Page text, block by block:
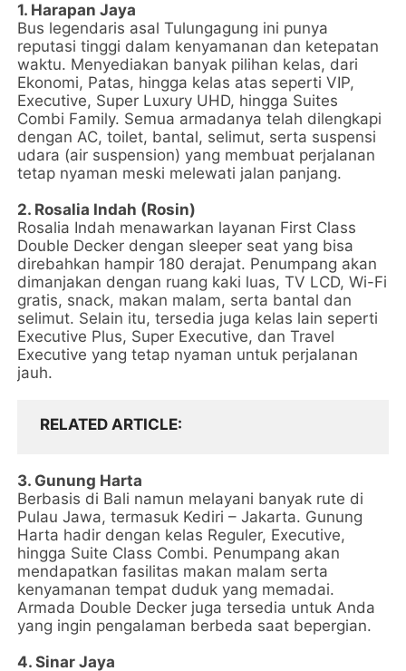
1. Harapan Jaya
Bus legendaris asal Tulungagung ini punya
reputasi tinggi dalam kenyamanan dan ketepatan
waktu. Menyediakan banyak pilihan kelas, dari
Ekonomi, Patas, hingga kelas atas seperti VIP,
Executive, Super Luxury UHD, hingga Suites
Combi Family. Semua armadanya telah dilengkapi
dengan AC, toilet, bantal, selimut, serta suspensi
udara (air suspension) yang membuat perjalanan
tetap nyaman meski melewati jalan panjang.
2. Rosalia Indah (Rosin)
Rosalia Indah menawarkan layanan First Class
Double Decker dengan sleeper seat yang bisa
direbahkan hampir 180 derajat. Penumpang akan
dimanjakan dengan ruang kaki luas, TV LCD, Wi-Fi
gratis, snack, makan malam, serta bantal dan
selimut. Selain itu, tersedia juga kelas lain seperti
Executive Plus, Super Executive, dan Travel
Executive yang tetap nyaman untuk perjalanan
jauh.
RELATED ARTICLE
3. Gunung Harta
Berbasis di Bali namun melayani banyak rute di
Pulau Jawa, termasuk Kediri – Jakarta. Gunung
Harta hadir dengan kelas Reguler, Executive,
hingga Suite Class Combi. Penumpang akan
mendapatkan fasilitas makan malam serta
kenyamanan tempat duduk yang memadai.
Armada Double Decker juga tersedia untuk Anda
yang ingin pengalaman berbeda saat bepergian.
4. Sinar Jaya